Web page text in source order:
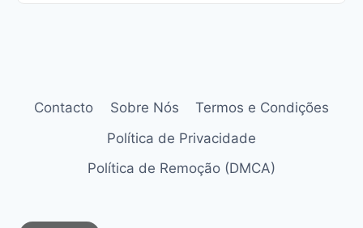
Contacto Sobre Nós
Termos e Condições
Política de Privacidade
Política de Remoção (DMCA)